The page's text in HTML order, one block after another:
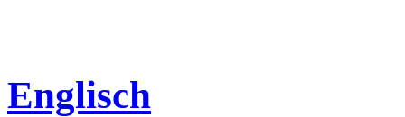
Englisch